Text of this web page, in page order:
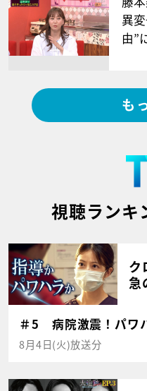
異
由”
も
視聴ランキ
ク
急
＃5 病院激震！パワ
8月4日(火)放送分